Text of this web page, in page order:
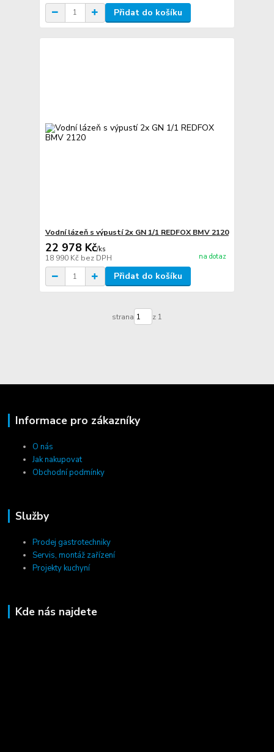
Přidat do košíku
Vodní lázeň s výpustí 2x GN 1/1 REDFOX BMV 2120
22 978 Kč/ks
18 990 Kč bez DPH na dotaz
Přidat do košíku
strana z 1
Informace pro zákazníky
O nás
Jak nakupovat
Obchodní podmínky
Služby
Prodej gastrotechniky
Servis, montáž zařízení
Projekty kuchyní
Kde nás najdete